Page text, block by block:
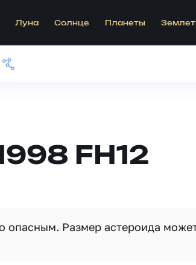
Луна Солнце Планеты
FH12
опасным. Размер астероида